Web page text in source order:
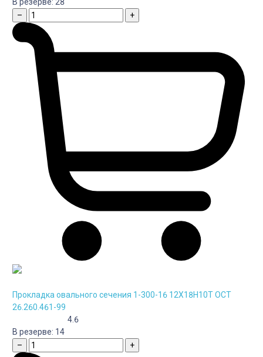
–
+
Прокладка овального сечения 1-300-16 12Х18Н10Т ОСТ
26.260.461-99
4.6
В резерве: 14
–
+